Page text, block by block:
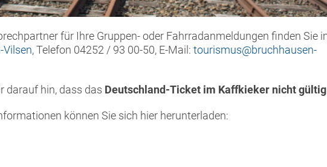
für Ihre Gruppen- oder Fahrradanmeldungen finden Sie
Vilsen, Telefon 04252 / 93 00-50, E-Mail: tourismus@bruchhausen-
darauf hin, dass das Deutschland-Ticket im Kaffkieker nicht
können Sie sich hier herunterladen: